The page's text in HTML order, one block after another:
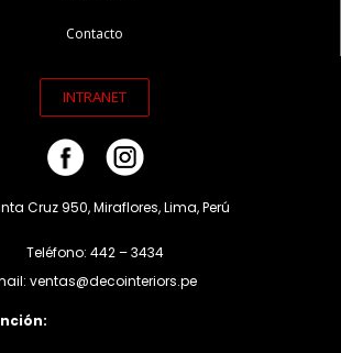
Contacto
INTRANET
Cruz 950, Miraflores, Lima, Perú
Teléfono: 442 – 3434
ventas@decointeriors.pe